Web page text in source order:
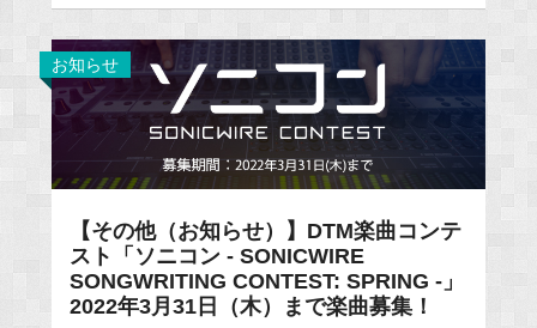
お知らせ
【その他（お知らせ）】DTM楽曲コンテ
スト「ソニコン - SONICWIRE
SONGWRITING CONTEST: SPRING -」
2022年3月31日（木）まで楽曲募集！